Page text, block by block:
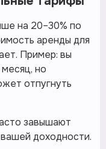
на 20–30% по
аренды для
Пример: вы
но
отпугнуть
завышают
доходности.